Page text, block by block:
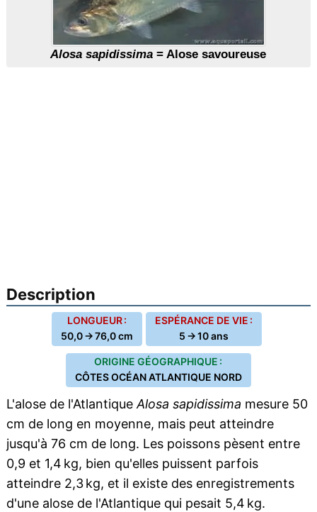
Alosa sapidissima = Alose savoureuse
Description
LONGUEUR :
50,0 → 76,0 cm
ESPÉRANCE DE VIE :
5 → 10 ans
ORIGINE GÉOGRAPHIQUE :
CÔTES OCÉAN ATLANTIQUE NORD
L'alose de l'Atlantique Alosa sapidissima mesure 50
cm de long en moyenne, mais peut atteindre
jusqu'à 76 cm de long. Les poissons pèsent entre
0,9 et 1,4 kg, bien qu'elles puissent parfois
atteindre 2,3 kg, et il existe des enregistrements
d'une alose de l'Atlantique qui pesait 5,4 kg.